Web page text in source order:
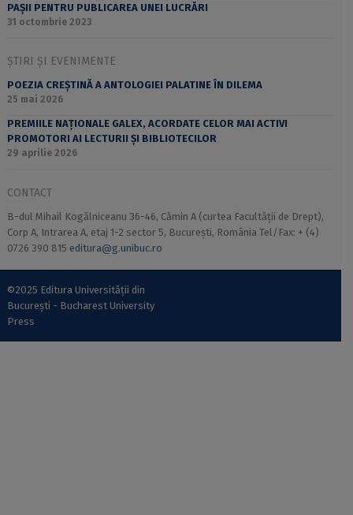
PAȘII PENTRU PUBLICAREA UNEI LUCRĂRI
31 octombrie 2023
ȘTIRI ȘI EVENIMENTE
POEZIA CREȘTINĂ A ANTOLOGIEI PALATINE ÎN DILEMA
25 mai 2026
PREMIILE NAȚIONALE GALEX, ACORDATE CELOR MAI ACTIVI
PROMOTORI AI LECTURII ȘI BIBLIOTECILOR
29 aprilie 2026
CONTACT
B-dul Mihail Kogălniceanu 36-46, Cămin A (curtea Facultății de Drept),
Corp A, Intrarea A, etaj 1-2 sector 5, București, România Tel/Fax: + (4)
0726 390 815 editura@g.unibuc.ro
©2025 Editura Universității din
București - Bucharest University
Press